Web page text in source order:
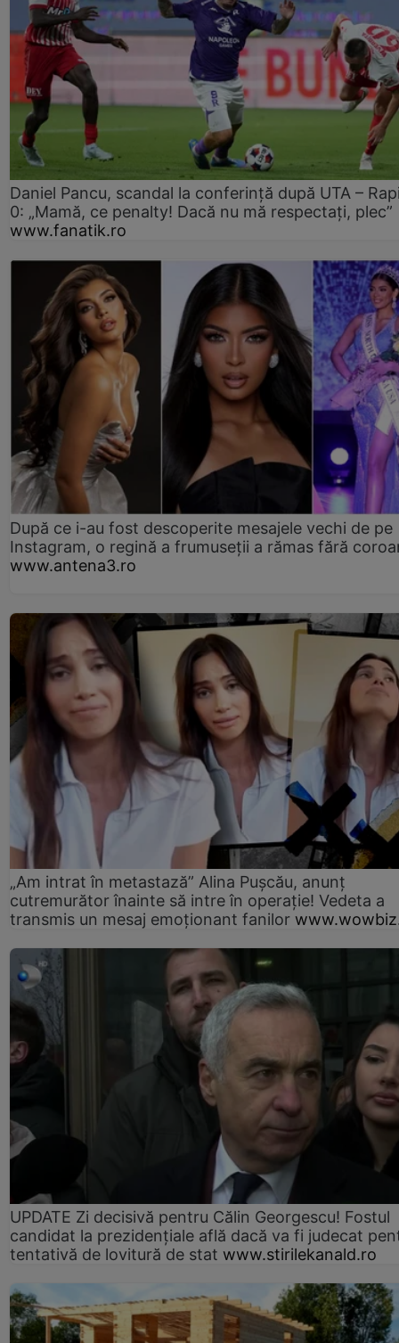
Daniel Pancu, scandal la conferință după UTA –
0: „Mamă, ce penalty! Dacă nu mă respectați, plec”
www.fanatik.ro
După ce i-au fost descoperite mesajele vechi de pe
Instagram, o regină a frumuseții a rămas fără
www.antena3.ro
„Am intrat în metastază” Alina Pușcău, anunț
cutremurător înainte să intre în operație! Vedeta a
transmis un mesaj emoționant fanilor
UPDATE Zi decisivă pentru Călin Georgescu! Fostul
candidat la prezidențiale află dacă va fi judecat
tentativă de lovitură de stat www.stirilekanald.ro